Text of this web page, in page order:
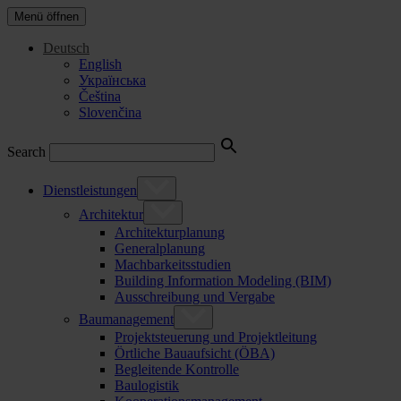
Menü öffnen
Deutsch
English
Українська
Čeština
Slovenčina
Search
Dienstleistungen
Architektur
Architekturplanung
Generalplanung
Machbarkeitsstudien
Building Information Modeling (BIM)
Ausschreibung und Vergabe
Baumanagement
Projektsteuerung und Projektleitung
Örtliche Bauaufsicht (ÖBA)
Begleitende Kontrolle
Baulogistik